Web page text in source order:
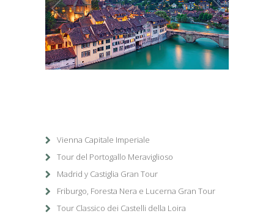
1/1
Vienna Capitale Imperiale
Tour del Portogallo Meraviglioso
Madrid y Castiglia Gran Tour
Friburgo, Foresta Nera e Lucerna Gran Tour
Tour Classico dei Castelli della Loira